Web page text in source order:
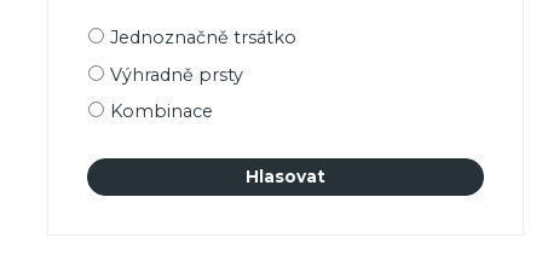
Možnosti
Jednoznačně trsátko
Výhradně prsty
Kombinace